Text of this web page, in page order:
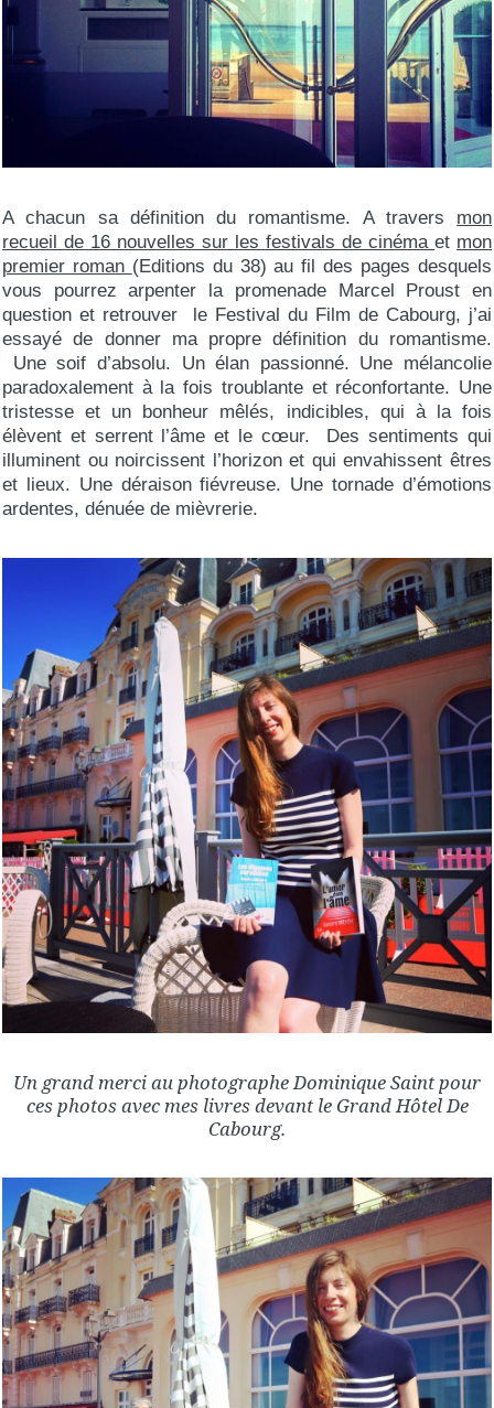
A chacun sa définition du romantisme. A travers mon
recueil de 16 nouvelles sur les festivals de cinéma et mon
premier roman (Editions du 38) au fil des pages desquels
vous pourrez arpenter la promenade Marcel Proust en
question et retrouver le Festival du Film de Cabourg, j’ai
essayé de donner ma propre définition du romantisme.
Une soif d’absolu. Un élan passionné. Une mélancolie
paradoxalement à la fois troublante et réconfortante. Une
tristesse et un bonheur mêlés, indicibles, qui à la fois
élèvent et serrent l’âme et le cœur. Des sentiments qui
illuminent ou noircissent l’horizon et qui envahissent êtres
et lieux. Une déraison fiévreuse. Une tornade d’émotions
ardentes, dénuée de mièvrerie.
Un grand merci au photographe Dominique Saint pour
ces photos avec mes livres devant le Grand Hôtel De
Cabourg.